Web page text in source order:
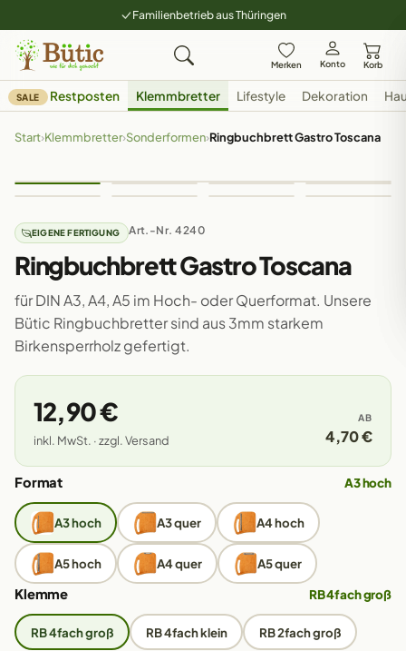
Familienbetrieb aus Thüringen
Merken Konto Korb
SALE Restposten Klemmbretter Lifestyle Dekoration
Start›Klemmbretter›Sonderformen›Ringbuchbrett Gastro Toscana
EIGENE FERTIGUNG Art.-Nr. 4240
Ringbuchbrett Gastro Toscana
für DIN A3, A4, A5 im Hoch- oder Querformat. Unsere
Bütic Ringbuchbretter sind aus 3mm starkem
Birkensperrholz gefertigt.
12,90 €
inkl. MwSt. · zzgl. Versand
AB
4,70 €
Format A3 hoch
A3 hoch A3 quer A4 hoch
A5 hoch A4 quer A5 quer
Klemme RB 4fach groß
RB 4fach groß RB 4fach klein
RB 2fach groß